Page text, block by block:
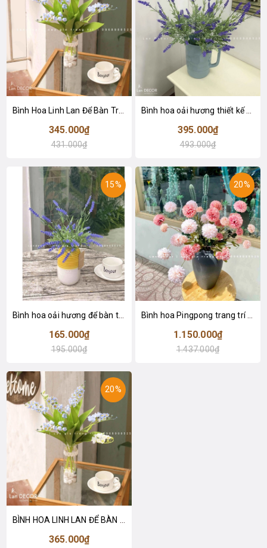
Bình Hoa Linh Lan Để Bàn Trang Trí- CC991
345.000₫
431.000₫
395.000₫
493.000₫
15%
Bình hoa oải hương để bàn trang trí- CC973
165.000₫
195.000₫
20%
1.150.000₫
1.437.000₫
20%
365.000₫